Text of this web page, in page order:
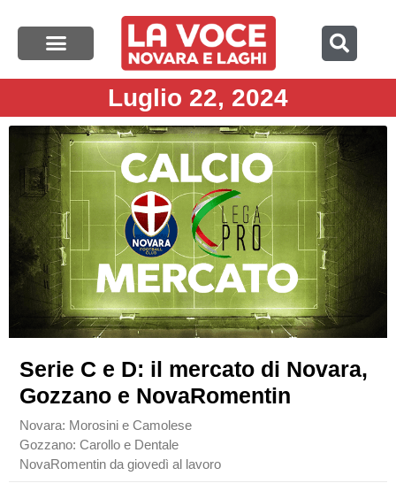
Luglio 22, 2024
Serie C e D: il mercato di Novara,
Gozzano e NovaRomentin
Novara: Morosini e Camolese
Gozzano: Carollo e Dentale
NovaRomentin da giovedì al lavoro